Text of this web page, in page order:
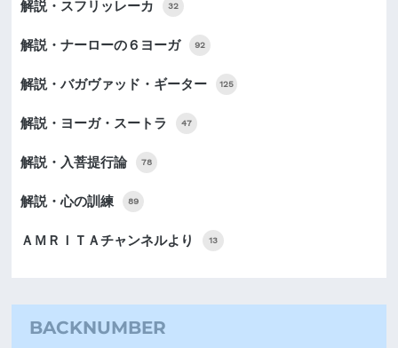
解説・スフリッレーカ 32
解説・ナーローの６ヨーガ 92
解説・バガヴァッド・ギーター 125
解説・ヨーガ・スートラ 47
解説・入菩提行論 78
解説・心の訓練 89
ＡＭＲＩＴＡチャンネルより 13
BACKNUMBER